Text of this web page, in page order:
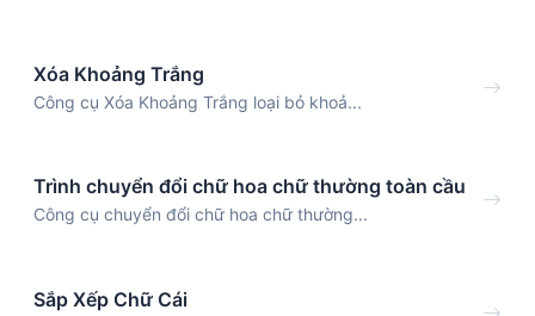
Xóa Khoảng Trắng
Công cụ Xóa Khoảng Trắng loại bỏ khoả...
Trình chuyển đổi chữ hoa chữ thường toàn cầu
Công cụ chuyển đổi chữ hoa chữ thường...
Sắp Xếp Chữ Cái